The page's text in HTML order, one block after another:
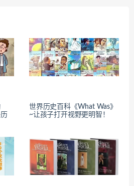
世界历史百科《What Was》
~让孩子打开视野更明智！